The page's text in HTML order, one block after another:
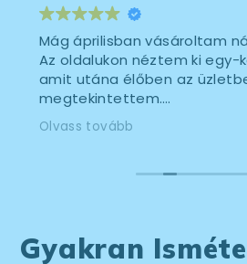
Mág áprilisban vásároltam
Az oldalukon néztem ki
amit utána élőben az
megtekintettem.
Mindegyiket odaadták, a szó
értelmében körbe lehetett
A döntésben segítettek is,
gép felé billenjen a mérleg.
Leültettek egy asztalhoz a
Olvass tovább
Gyakran